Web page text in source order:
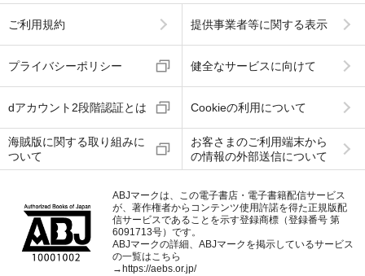
ご利用規約 提供事業者等に関する表示
プライバシーポリシー 健全なサービスに向けて
dアカウント2段階認証とは Cookieの利用について
海賊版に関する取り組みに
ついて
お客さまのご利用端末から
の情報の外部送信について
ABJマークは、この電子書店・電子書籍配信サービス
が、著作権者からコンテンツ使用許諾を得た正規版配
信サービスであることを示す登録商標（登録番号 第
6091713号）です。
ABJマークの詳細、ABJマークを掲示しているサービス
の一覧はこちら
→ https://aebs.or.jp/